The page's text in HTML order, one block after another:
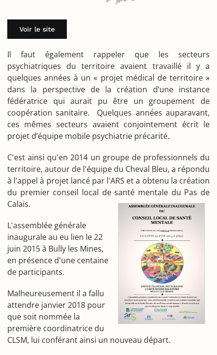
Voir le site
Il faut également rappeler que les secteurs
psychiatriques du territoire avaient travaillé il y a
quelques années à un « projet médical de territoire »
dans la perspective de la création d’une instance
fédératrice qui aurait pu être un groupement de
coopération sanitaire. Quelques années auparavant,
ces mêmes secteurs avaient conjointement écrit le
projet d’équipe mobile psychiatrie précarité.
C'est ainsi qu'en 2014 un groupe de professionnels du
territoire, autour de l'équipe du Cheval Bleu, a répondu
à l'appel à projet lancé par l'ARS et a obtenu la création
du premier conseil local de santé mentale du Pas de
Calais.
L'assemblée générale
inaugurale au eu lien le 22
juin 2015 à Bully les Mines,
en présence d'une centaine
de participants.
Malheureusement il a fallu
attendre janvier 2018 pour
que soit nommée la
première coordinatrice du
CLSM, lui conférant ainsi un nouveau départ.